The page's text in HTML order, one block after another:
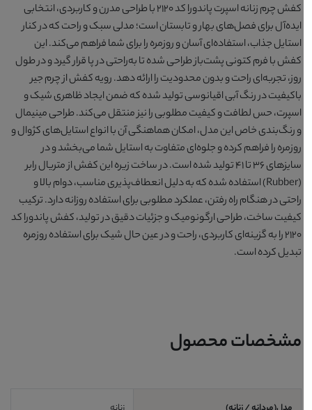
کفش چرم زنانه اسپرت پاندورا کد 2120 با طراحی مدرن و کاربردی، انتخابی
ایده‌آل برای فصل‌های بهار و تابستان است؛ مدلی سبک و راحت که در کنار
استایل جذاب، استفاده‌ای آسان و روزمره را برای شما فراهم می‌کند. این
کفش با فرم کتونی پشت‌باز طراحی شده تا به‌راحتی در پا قرار گیرد و در طول
روز، تجربه‌ای راحت و بدون محدودیت را ارائه دهد. رویه کفش از چرم جیر
باکیفیت در رنگ آبی اقیانوسی تولید شده که ضمن ایجاد ظاهری شیک و
اسپرت، حس لطافت و کیفیت مطلوبی را نیز منتقل می‌کند. طراحی مینیمال
و رنگ‌بندی خاص این مدل، امکان هماهنگی آن با انواع استایل‌های کژوال و
روزمره را فراهم کرده و جلوه‌ای متفاوت به استایل شما می‌بخشد و در
سایزهای ۳۶ تا ۴۱ تولید شده است. در ساخت زیره این کفش از متریال رابر
(Rubber) استفاده شده که به دلیل انعطاف‌پذیری مناسب، دوام بالا و
راحتی در هنگام راه رفتن، عملکرد مطلوبی برای استفاده روزانه دارد. ترکیب
کیفیت ساخت، طراحی ارگونومیک و جزئیات دقیق در تولید، کفش پاندورا کد
2120 را به گزینه‌ای کاربردی، راحت و در عین حال شیک برای استفاده روزمره
تبدیل کرده است.
مشخصات محصول